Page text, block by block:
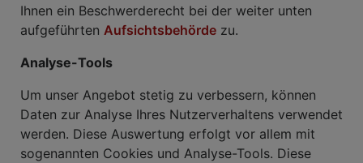
Ihnen ein Beschwerderecht bei der weiter unten
aufgeführten Aufsichtsbehörde zu.
Analyse-Tools
Um unser Angebot stetig zu verbessern, können
Daten zur Analyse Ihres Nutzerverhaltens verwendet
werden. Diese Auswertung erfolgt vor allem mit
sogenannten Cookies und Analyse-Tools. Diese